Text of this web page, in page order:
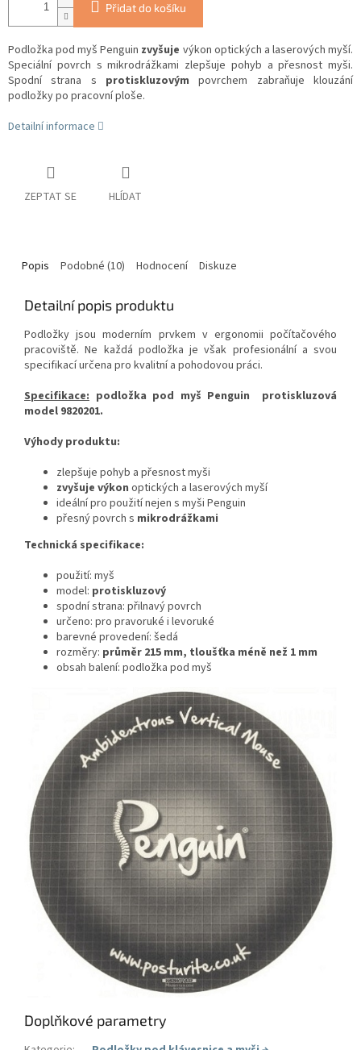
Přidat do košíku
Podložka pod myš Penguin zvyšuje výkon optických a laserových myší.
Speciální povrch s mikrodrážkami zlepšuje pohyb a přesnost myši.
Spodní strana s protiskluzovýmpovrchem zabraňuje klouzání
podložky po pracovní ploše.
Detailní informace
ZEPTAT SE HLÍDAT
Popis Podobné (10) Hodnocení Diskuze
Detailní popis produktu
Podložky jsou moderním prvkem v ergonomii počítačového
pracoviště. Ne každá podložka je však profesionální a svou
specifikací určena pro kvalitní a pohodovou práci.
Specifikace: podložka pod myš Penguin protiskluzová
model 9820201.
Výhody produktu:
zlepšuje pohyb a přesnost myši
zvyšuje výkon optických a laserových myší
ideální pro použití nejen s myši Penguin
přesný povrch s mikrodrážkami
Technická specifikace:
použití: myš
model: protiskluzový
spodní strana: přilnavý povrch
určeno: pro pravoruké i levoruké
barevné provedení: šedá
rozměry: průměr 215 mm, tloušťka méně než 1 mm
obsah balení: podložka pod myš
Doplňkové parametry